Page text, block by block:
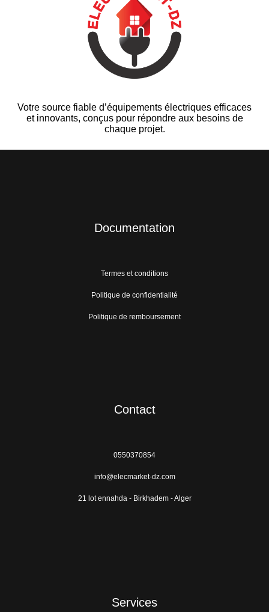
Votre source fiable d’équipements électriques efficaces
et innovants, conçus pour répondre aux besoins de
chaque projet.
Documentation
Termes et conditions
Politique de confidentialité
Politique de remboursement
Contact
0550370854
info@elecmarket-dz.com
21 lot ennahda - Birkhadem - Alger
Services